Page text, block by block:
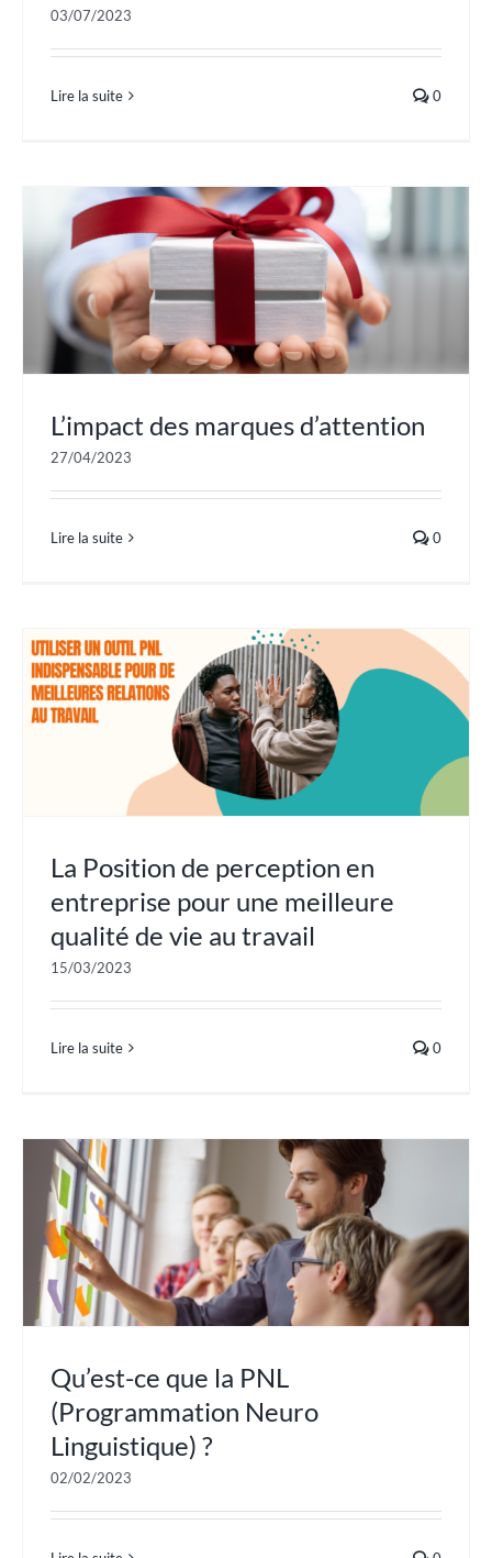
03/07/2023
Lire la suite 0
L’impact des marques d’attention
27/04/2023
Lire la suite 0
La Position de perception en
entreprise pour une meilleure
qualité de vie au travail
15/03/2023
Lire la suite 0
Qu’est-ce que la PNL
(Programmation Neuro
Linguistique) ?
02/02/2023